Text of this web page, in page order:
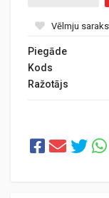
Vēlmju
Piegāde
Kods
Ražotājs